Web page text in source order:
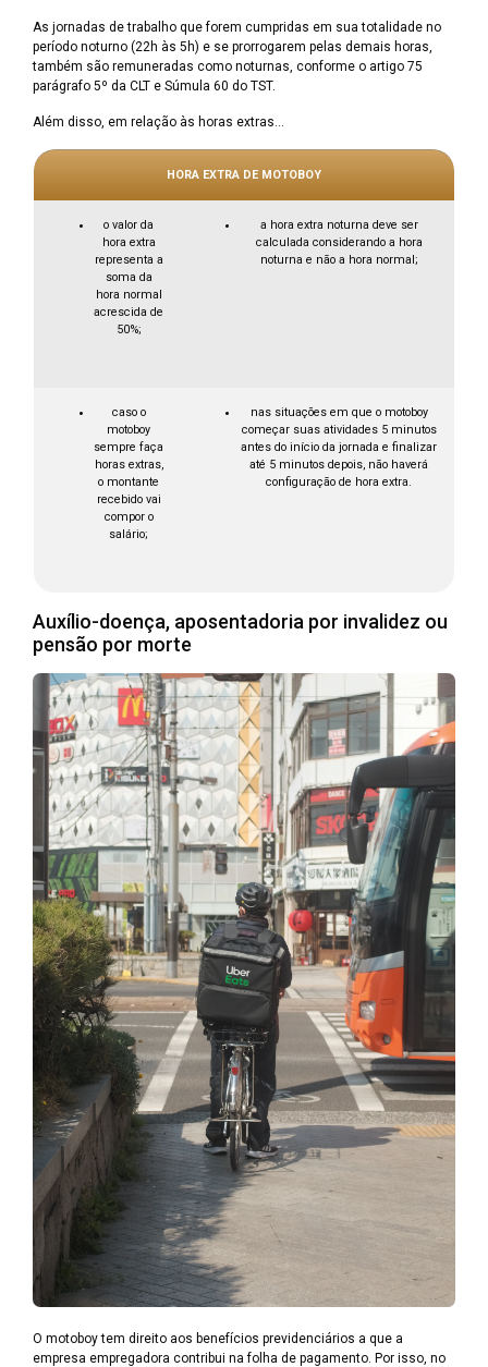
As jornadas de trabalho que forem cumpridas em sua totalidade no
período noturno (22h às 5h) e se prorrogarem pelas demais horas,
também são remuneradas como noturnas, conforme o artigo 75
parágrafo 5º da CLT e Súmula 60 do TST.
Além disso, em relação às horas extras…
HORA EXTRA DE MOTOBOY
o valor da
hora extra
representa a
soma da
hora normal
acrescida de
50%;
a hora extra noturna deve ser
calculada considerando a hora
noturna e não a hora normal;
caso o
motoboy
sempre faça
horas extras,
o montante
recebido vai
compor o
salário;
nas situações em que o motoboy
começar suas atividades 5 minutos
antes do início da jornada e finalizar
até 5 minutos depois, não haverá
configuração de hora extra.
Auxílio-doença, aposentadoria por invalidez ou
pensão por morte
O motoboy tem direito aos benefícios previdenciários a que a
empresa empregadora contribui na folha de pagamento. Por isso, no